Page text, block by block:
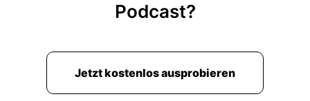
Podcast?
Jetzt kostenlos ausprobieren